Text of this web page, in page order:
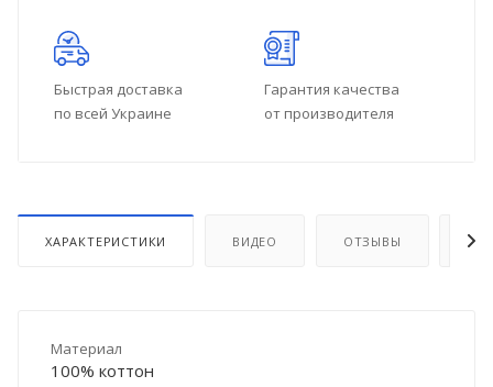
Быстрая доставка
по всей Украине
Гарантия качества
от производителя
ХАРАКТЕРИСТИКИ ВИДЕО ОТЗЫВЫ
Материал
100% коттон